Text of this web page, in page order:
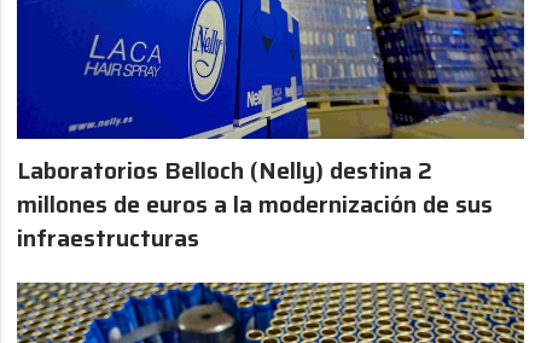
Laboratorios Belloch (Nelly) destina 2
millones de euros a la modernización de sus
infraestructuras